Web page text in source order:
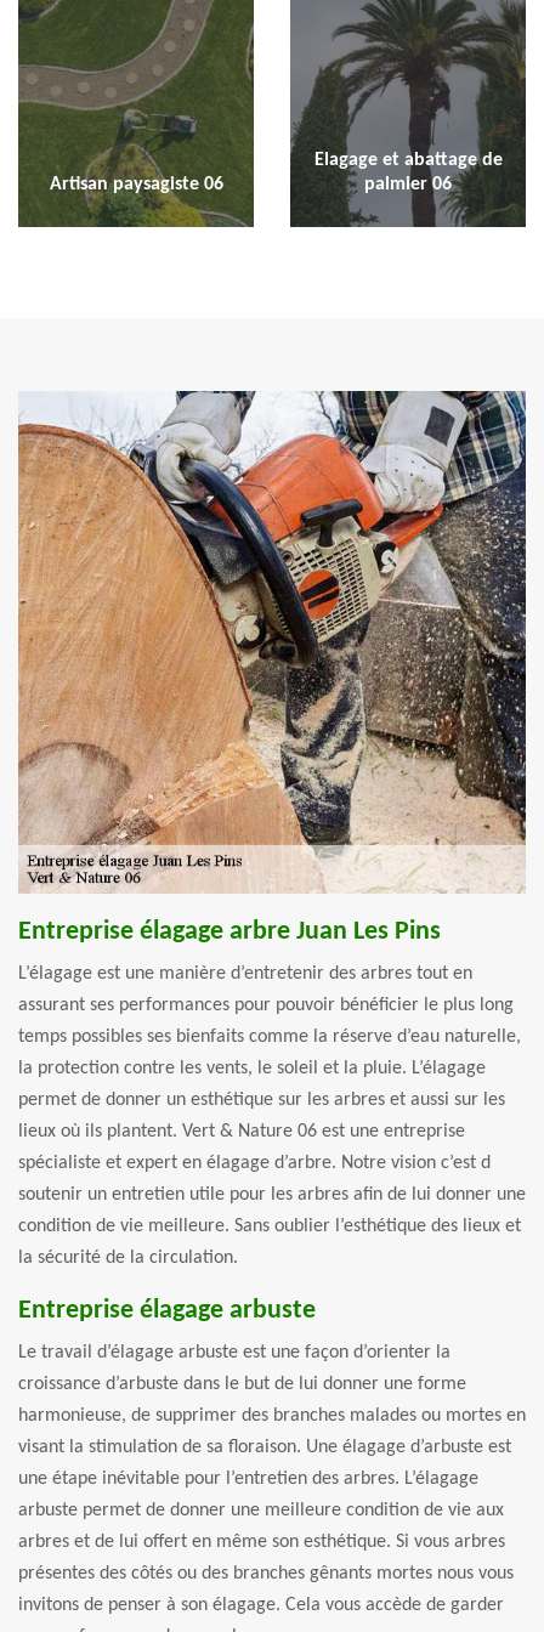
Artisan paysagiste 06
Elagage et abattage de
palmier 06
Entreprise élagage arbre Juan Les Pins
L’élagage est une manière d’entretenir des arbres tout en
assurant ses performances pour pouvoir bénéficier le plus long
temps possibles ses bienfaits comme la réserve d’eau naturelle,
la protection contre les vents, le soleil et la pluie. L’élagage
permet de donner un esthétique sur les arbres et aussi sur les
lieux où ils plantent. Vert & Nature 06 est une entreprise
spécialiste et expert en élagage d’arbre. Notre vision c’est d
soutenir un entretien utile pour les arbres afin de lui donner une
condition de vie meilleure. Sans oublier l’esthétique des lieux et
la sécurité de la circulation.
Entreprise élagage arbuste
Le travail d’élagage arbuste est une façon d’orienter la
croissance d’arbuste dans le but de lui donner une forme
harmonieuse, de supprimer des branches malades ou mortes en
visant la stimulation de sa floraison. Une élagage d’arbuste est
une étape inévitable pour l’entretien des arbres. L’élagage
arbuste permet de donner une meilleure condition de vie aux
arbres et de lui offert en même son esthétique. Si vous arbres
présentes des côtés ou des branches gênants mortes nous vous
invitons de penser à son élagage. Cela vous accède de garder